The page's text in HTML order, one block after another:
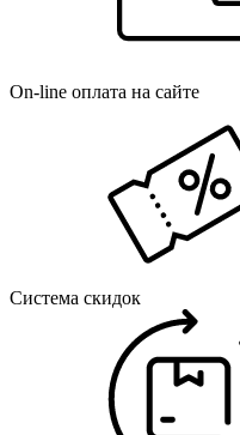
On-line оплата на сайте
Система скидок